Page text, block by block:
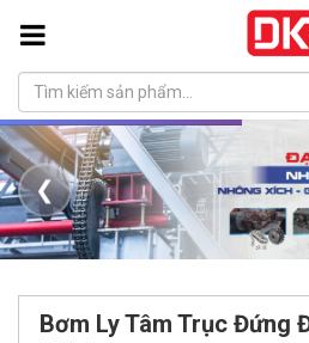
❮
Bơm Ly Tâm Trục Đứng